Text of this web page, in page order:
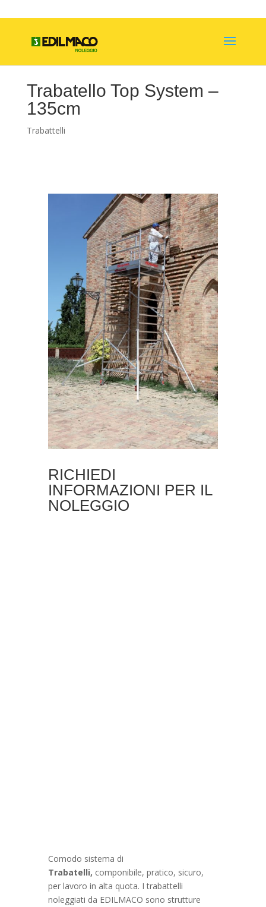
Trabatello Top System –
135cm
Trabattelli
RICHIEDI
INFORMAZIONI PER IL
NOLEGGIO
Comodo sistema di
Trabatelli, componibile, pratico, sicuro,
per lavoro in alta quota. I trabattelli
noleggiati da EDILMACO sono strutture